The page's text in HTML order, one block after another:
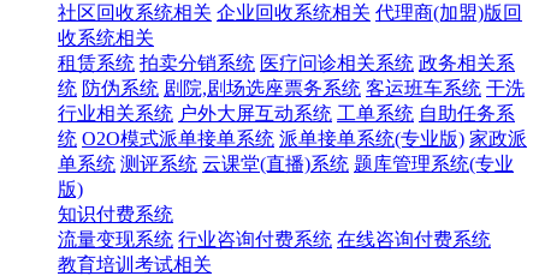
社区回收系统相关 企业回收系统相关 代理商(加盟)版回
收系统相关
租赁系统 拍卖分销系统 医疗问诊相关系统 政务相关系
统 防伪系统 剧院,剧场选座票务系统 客运班车系统 干洗
行业相关系统 户外大屏互动系统 工单系统 自助任务系
统 O2O模式派单接单系统 派单接单系统(专业版) 家政派
单系统 测评系统 云课堂(直播)系统 题库管理系统(专业
版)
知识付费系统
流量变现系统 行业咨询付费系统 在线咨询付费系统
教育培训考试相关